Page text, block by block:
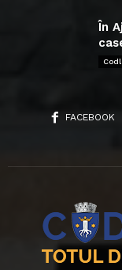
În
FACEBOOK